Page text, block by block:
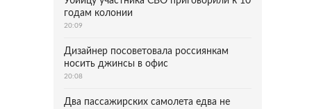
годам колонии
20:09
Дизайнер посоветовала россиянкам
носить джинсы в офис
20:08
Два пассажирских самолета едва не